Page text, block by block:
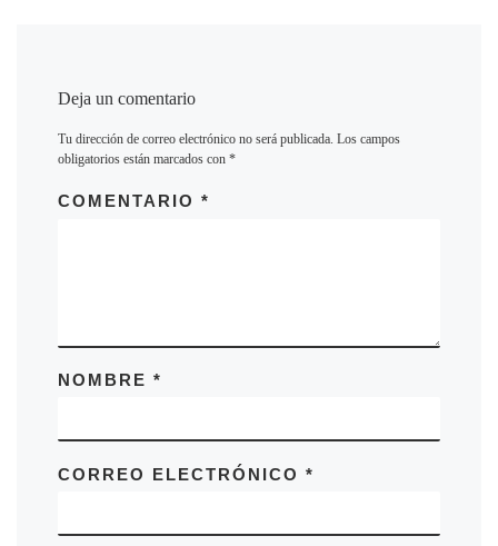
Deja un comentario
Tu dirección de correo electrónico no será publicada. Los campos
obligatorios están marcados con *
COMENTARIO *
NOMBRE *
CORREO ELECTRÓNICO *